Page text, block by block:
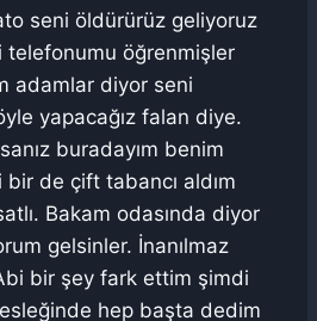
seni öldürürüz geliyoruz
telefonumu öğrenmişler
adamlar diyor seni
yapacağız falan diye.
buradayım benim
de çift tabancı aldım
Bakam odasında diyor
gelsinler. İnanılmaz
bir şey fark ettim şimdi
hep başta dedim